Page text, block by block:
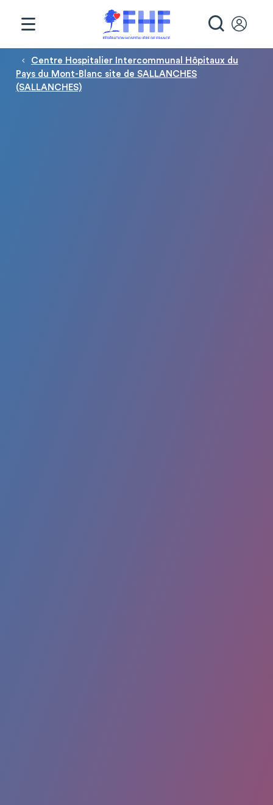
Fil d'Ariane
Centre Hospitalier Intercommunal Hôpitaux du
Pays du Mont-Blanc site de SALLANCHES
(SALLANCHES)
Panneau de gestion des cookies